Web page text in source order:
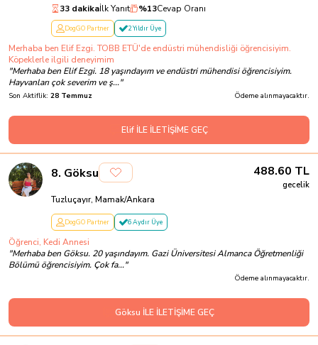
33 dakikaİlk Yanıt %13Cevap Oranı
DogGO Partner 2 Yıldır Üye
Merhaba ben Elif Ezgi. TOBB ETÜ'de endüstri mühendisliği öğrencisiyim.
Köpeklerle ilgili deneyimim
"Merhaba ben Elif Ezgi. 18 yaşındayım ve endüstri mühendisi öğrencisiyim.
Hayvanları çok severim ve ş..."
Son Aktiflik: 28 Temmuz Ödeme alınmayacaktır.
Elif İLE İLETİŞİME GEÇ
8. Göksu 488.60 TL
gecelik
Tuzluçayır, Mamak/Ankara
DogGO Partner 6 Aydır Üye
Öğrenci, Kedi Annesi
"Merhaba ben Göksu. 20 yaşındayım. Gazi Üniversitesi Almanca Öğretmenliği
Bölümü öğrencisiyim. Çok fa..."
Ödeme alınmayacaktır.
Göksu İLE İLETİŞİME GEÇ